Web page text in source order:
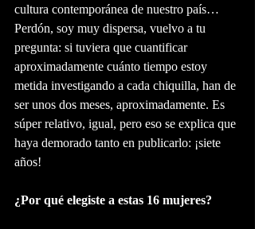
cultura contemporánea de nuestro país…
Perdón, soy muy dispersa, vuelvo a tu
pregunta: si tuviera que cuantificar
aproximadamente cuánto tiempo estoy
metida investigando a cada chiquilla, han de
ser unos dos meses, aproximadamente. Es
súper relativo, igual, pero eso se explica que
haya demorado tanto en publicarlo: ¡siete
años!
¿Por qué elegiste a estas 16 mujeres?